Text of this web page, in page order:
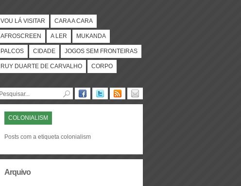
VOU LÁ VISITAR CARA A CARA
AFROSCREEN A LER MUKANDA
PALCOS CIDADE JOGOS SEM FRONTEIRAS
RUY DUARTE DE CARVALHO CORPO
COLONIALISM
Posts com a etiqueta colonialism
Arquivo